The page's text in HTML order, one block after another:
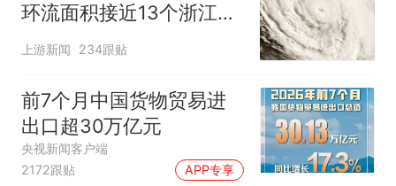
环流面积接近13个浙江那
么大
上游新闻 234跟贴
前7个月中国货物贸易进
出口超30万亿元
央视新闻客户端
2172跟贴
APP专享